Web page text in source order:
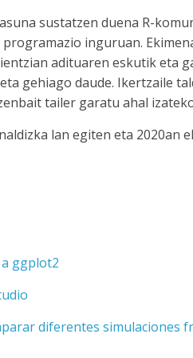
sustatzen duena R-
inguruan.
adituaren eskutik eta
gehiago daude. Ikertzaile
tailer garatu ahal
lan egiten eta 2020an
ggplot2
diferentes simulaciones